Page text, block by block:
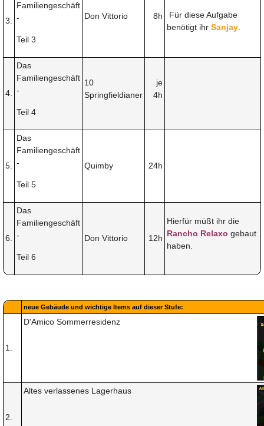
3.
Familiengeschäft
-
Teil 3
Don Vittorio 8h
Für diese Aufgabe
benötigt ihr Sanjay.
4.
Das
Familiengeschäft
-
Teil 4
10
Springfieldianer
je
4h
5.
Das
Familiengeschäft
-
Teil 5
Quimby 24h
6.
Das
Familiengeschäft
-
Teil 6
Don Vittorio 12h
Hierfür müßt ihr die
Rancho Relaxo gebaut
haben.
neue Gebäude und wichtige Items auf dieser Stufe:
1.
D'Amico Sommerresidenz
2.
Altes verlassenes Lagerhaus